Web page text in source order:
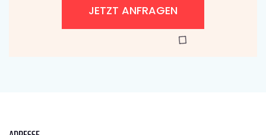
JETZT ANFRAGEN